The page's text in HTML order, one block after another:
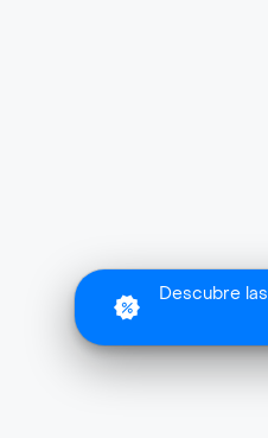
Descubre las